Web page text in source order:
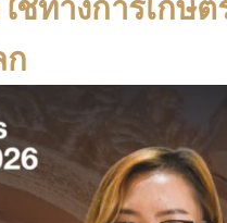
ช้ทางการเกษ
ก